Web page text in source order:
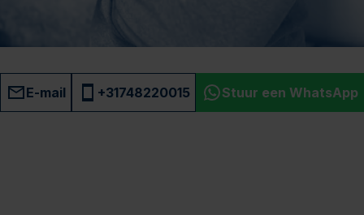
E-mail +31748220015 Stuur een WhatsApp